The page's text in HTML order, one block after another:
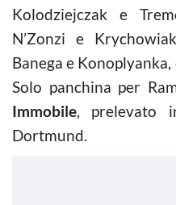
Kolodziejczak e
N’Zonzi e
Banega e
Solo panchina per
Immobile, prelevato
Dortmund.